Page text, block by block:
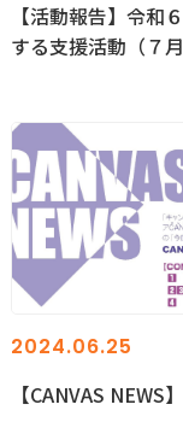
【活動報告】令和
する支援活動（７月
2024.06.25
【CANVAS